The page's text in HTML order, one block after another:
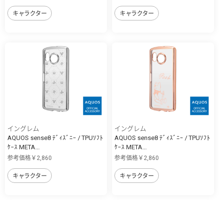
キャラクター キャラクター
イングレム
AQUOS sense8 ﾃﾞｨｽﾞﾆｰ / TPUｿﾌﾄ
ｹｰｽ META...
参考価格￥2,860
キャラクター
イングレム
AQUOS sense8 ﾃﾞｨｽﾞﾆｰ / TPUｿﾌﾄ
ｹｰｽ META...
参考価格￥2,860
キャラクター